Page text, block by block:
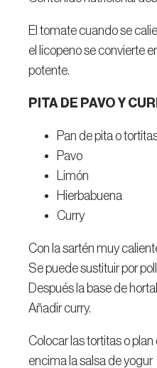
El tomate cuando se
el licopeno se convierte
potente.
PITA DE PAVO Y
Pan de pita o
Pavo
Limón
Hierbabuena
Curry
Con la sartén muy
Se puede sustituir por
Después la base de
Añadir curry.
Colocar las tortitas o plan
encima la salsa de yogur